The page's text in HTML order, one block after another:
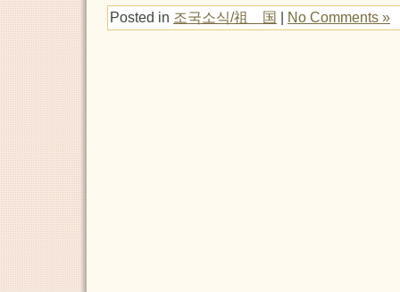
Posted in 조국소식/祖 国 | No Comments »